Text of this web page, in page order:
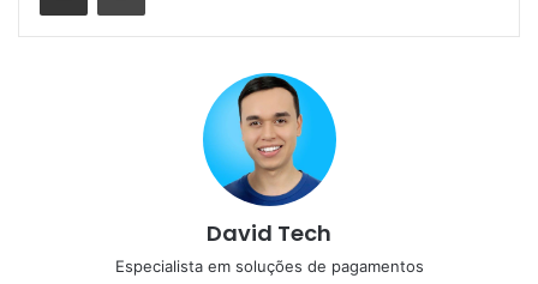
David Tech
Especialista em soluções de pagamentos